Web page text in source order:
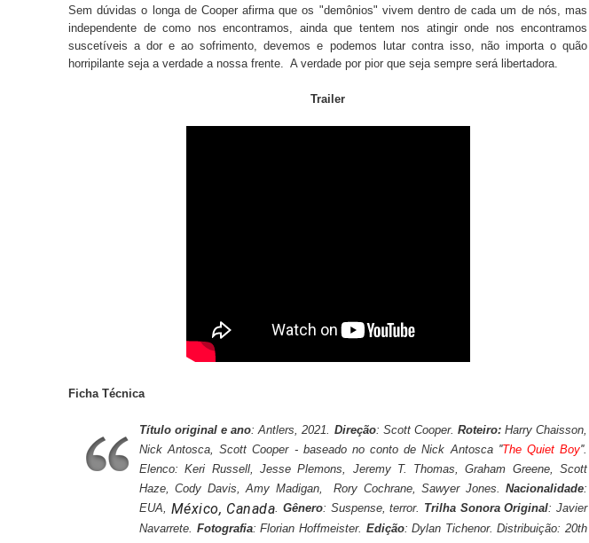
Sem dúvidas o longa de Cooper afirma que os "demônios" vivem dentro de cada um de nós, mas
independente de como nos encontramos, ainda que tentem nos atingir onde nos encontramos
suscetíveis a dor e ao sofrimento, devemos e podemos lutar contra isso, não importa o quão
horripilante seja a verdade a nossa frente. A verdade por pior que seja sempre será libertadora.
Trailer
Ficha Técnica
Título original e ano: Antlers, 2021. Direção: Scott Cooper. Roteiro:Harry Chaisson,
Nick Antosca, Scott Cooper - baseado no conto de Nick Antosca ''The Quiet Boy''.
Elenco: Keri Russell, Jesse Plemons, Jeremy T. Thomas, Graham Greene, Scott
Haze, Cody Davis, Amy Madigan, Rory Cochrane, Sawyer Jones. Nacionalidade:
EUA, México, Canada.Gênero: Suspense, terror. Trilha Sonora Original:Javier
Navarrete. Fotografia: Florian Hoffmeister. Edição: Dylan Tichenor. Distribuição: 20th